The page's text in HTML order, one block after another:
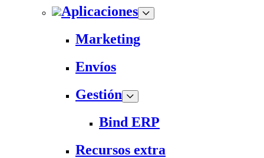
Aplicaciones
Marketing
Envíos
Gestión
Bind ERP
Recursos extra